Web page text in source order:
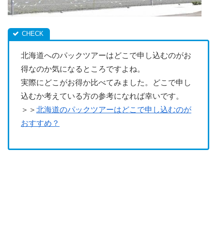
北海道へのパックツアーはどこで申し込むのがお
得なのか気になるところですよね。
実際にどこがお得か比べてみました。どこで申し
込むか考えている方の参考になれば幸いです。
＞＞ 北海道のパックツアーはどこで申し込むのが
おすすめ？